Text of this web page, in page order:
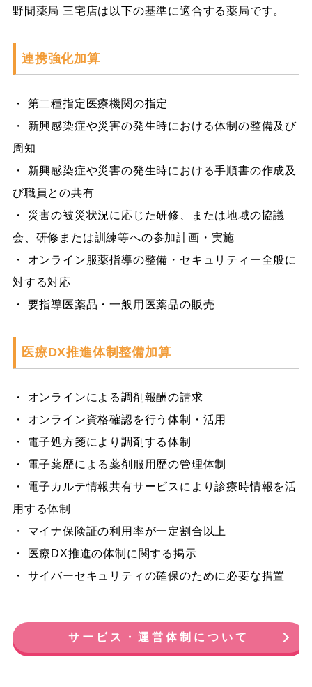
野間薬局 三宅店は以下の基準に適合する薬局です。
連携強化加算
・ 第二種指定医療機関の指定
・ 新興感染症や災害の発生時における体制の整備及び
周知
・ 新興感染症や災害の発生時における手順書の作成及
び職員との共有
・ 災害の被災状況に応じた研修、または地域の協議
会、研修または訓練等への参加計画・実施
・ オンライン服薬指導の整備・セキュリティー全般に
対する対応
・ 要指導医薬品・一般用医薬品の販売
医療DX推進体制整備加算
・ オンラインによる調剤報酬の請求
・ オンライン資格確認を行う体制・活用
・ 電子処方箋により調剤する体制
・ 電子薬歴による薬剤服用歴の管理体制
・ 電子カルテ情報共有サービスにより診療時情報を活
用する体制
・ マイナ保険証の利用率が一定割合以上
・ 医療DX推進の体制に関する掲示
・ サイバーセキュリティの確保のために必要な措置
サービス・運営体制について